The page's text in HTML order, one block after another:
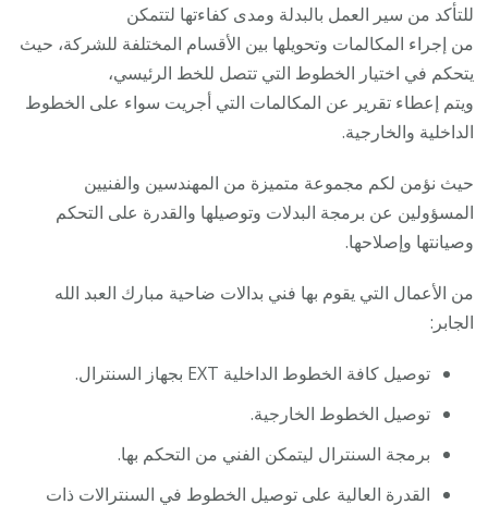
للتأكد من سير العمل بالبدلة ومدى كفاءتها لتتمكن
من إجراء المكالمات وتحويلها بين الأقسام المختلفة للشركة، حيث
يتحكم في اختيار الخطوط التي تتصل للخط الرئيسي،
ويتم إعطاء تقرير عن المكالمات التي أجريت سواء على الخطوط
الداخلية والخارجية.
حيث نؤمن لكم مجموعة متميزة من المهندسين والفنيين
المسؤولين عن برمجة البدلات وتوصيلها والقدرة على التحكم
وصيانتها وإصلاحها.
من الأعمال التي يقوم بها فني بدالات ضاحية مبارك العبد الله
الجابر:
توصيل كافة الخطوط الداخلية EXT بجهاز السنترال.
توصيل الخطوط الخارجية.
برمجة السنترال ليتمكن الفني من التحكم بها.
القدرة العالية على توصيل الخطوط في السنترالات ذات